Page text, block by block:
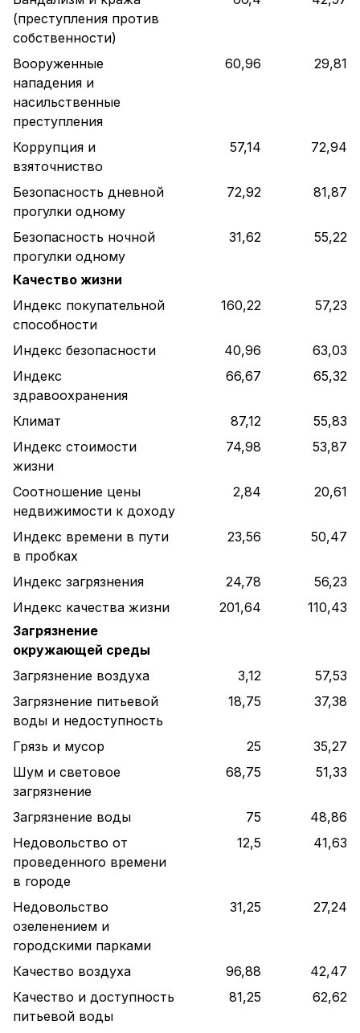
(преступления против
собственности)
Вооруженные
нападения и
насильственные
преступления
60,96 29,81
Коррупция и
взяточниство
57,14 72,94
Безопасность дневной
прогулки одному
72,92 81,87
Безопасность ночной
прогулки одному
31,62 55,22
Качество жизни
Индекс покупательной
способности
160,22 57,23
Индекс безопасности 40,96
63,03
Индекс
здравоохранения
66,67 65,32
Климат 87,12
55,83
Индекс стоимости
жизни
74,98 53,87
Соотношение цены
недвижимости к доходу
2,84 20,61
Индекс времени в пути
в пробках
23,56 50,47
Индекс загрязнения 24,78
56,23
Индекс качества жизни
201,64
110,43
Загрязнение
окружающей среды
Загрязнение воздуха
3,12
57,53
Загрязнение питьевой
воды и недоступность
18,75 37,38
Грязь и мусор 25
35,27
Шум и световое
загрязнение
68,75 51,33
Загрязнение воды 75
48,86
Недовольство от
проведенного времени
в городе
12,5 41,63
Недовольство
озеленением и
городскими парками
31,25 27,24
Качество воздуха 96,88
42,47
Качество и доступность
питьевой воды
81,25 62,62